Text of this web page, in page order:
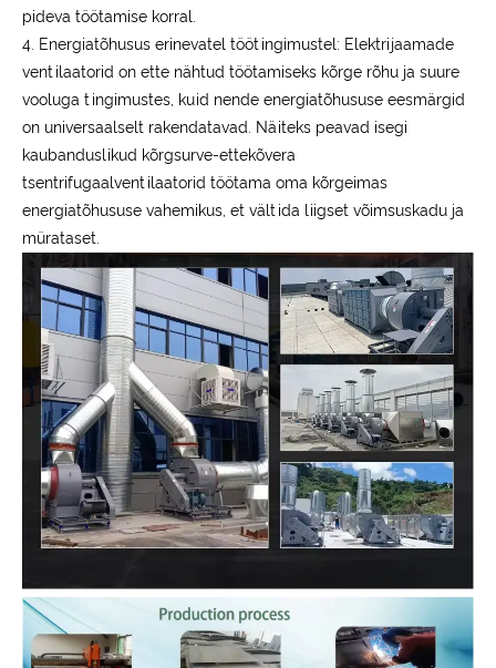
pideva töötamise korral.
4. Energiatõhusus erinevatel töötingimustel: Elektrijaamade
ventilaatorid on ette nähtud töötamiseks kõrge rõhu ja suure
vooluga tingimustes, kuid nende energiatõhususe eesmärgid
on universaalselt rakendatavad. Näiteks peavad isegi
kaubanduslikud kõrgsurve-ettekõvera
tsentrifugaalventilaatorid töötama oma kõrgeimas
energiatõhususe vahemikus, et vältida liigset võimsuskadu ja
mürataset.